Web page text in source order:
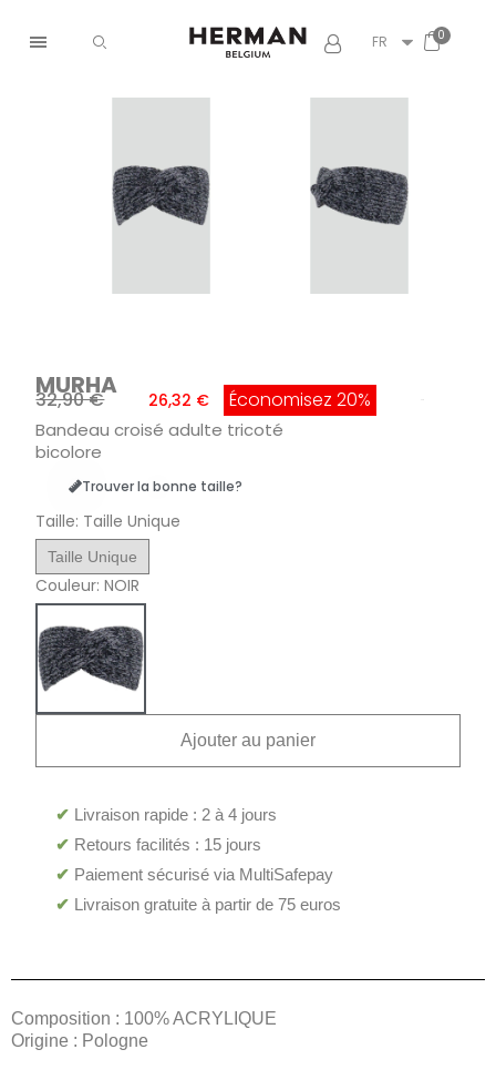
FR
MURHA
32,90 € 26,32 € Économisez 20%
Bandeau croisé adulte tricoté
bicolore
Trouver la bonne taille?
Taille Taille Unique
Taille Unique
Couleur NOIR
Ajouter au panier
✔ Livraison rapide : 2 à 4 jours
✔ Retours facilités : 15 jours
✔ Paiement sécurisé via MultiSafepay
✔ Livraison gratuite à partir de 75 euros
Composition : 100% ACRYLIQUE
Origine : Pologne